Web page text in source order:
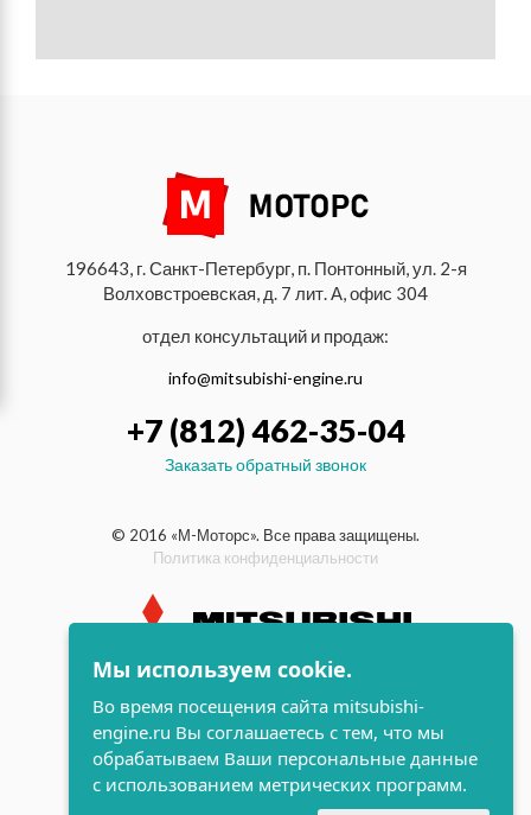
196643, г. Санкт-Петербург, п. Понтонный, ул. 2-я
Волховстроевская, д. 7 лит. А, офис 304
отдел консультаций и продаж:
info@mitsubishi-engine.ru
+7 (812) 462-35-04
Заказать обратный звонок
© 2016 «М-Моторс». Все права защищены.
Политика конфиденциальности
индустриальные и морские
дизельные двигатели Mitsubishi
разработка сайта
Мы используем cookie.
Во время посещения сайта mitsubishi-
engine.ru Вы соглашаетесь с тем, что мы
обрабатываем Ваши персональные данные
с использованием метрических программ.